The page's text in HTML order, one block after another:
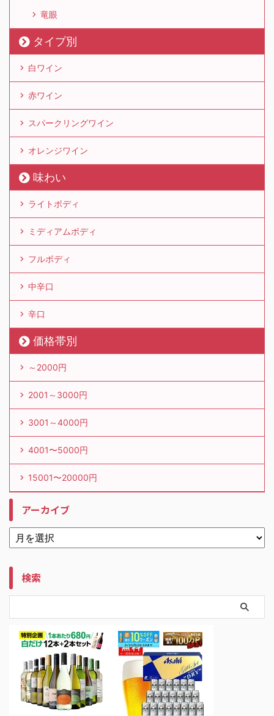
竜眼
タイプ別
白ワイン
赤ワイン
スパークリングワイン
オレンジワイン
味わい
ライトボディ
ミディアムボディ
フルボディ
中辛口
辛口
価格帯別
～2000円
2001～3000円
3001～4000円
4001〜5000円
15001〜20000円
アーカイブ
検索